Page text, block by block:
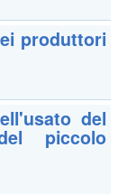
produttori
del
piccolo